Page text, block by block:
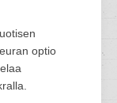
optio